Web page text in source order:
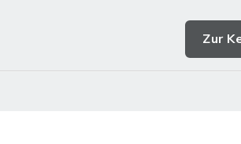
Zur